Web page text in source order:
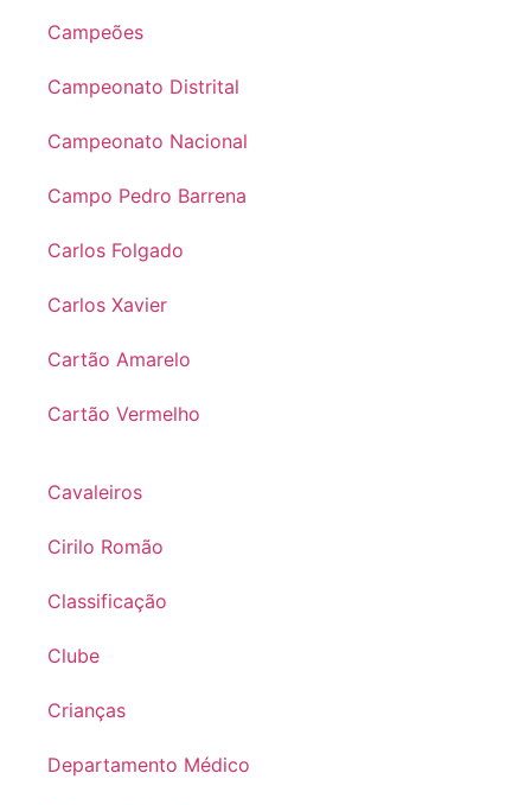
Campeões
Campeonato Distrital
Campeonato Nacional
Campo Pedro Barrena
Carlos Folgado
Carlos Xavier
Cartão Amarelo
Cartão Vermelho
Cavaleiros
Cirilo Romão
Classificação
Clube
Crianças
Departamento Médico